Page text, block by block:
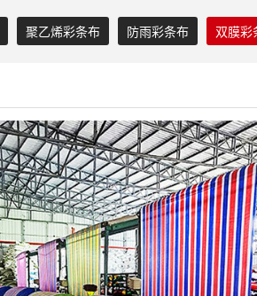
聚乙烯彩条布 防雨彩条布 双膜彩